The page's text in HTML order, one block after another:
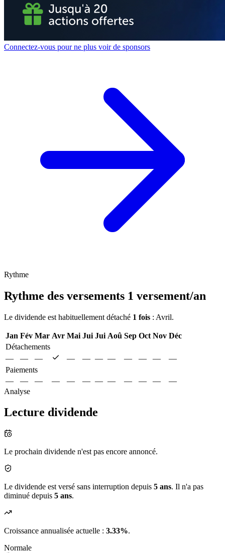
Connectez-vous pour ne plus voir de sponsors
Rythme
Rythme des versements 1 versement/an
Le dividende est habituellement détaché 1 fois : Avril.
Jan Fév Mar Avr Mai Jui Jui Aoû Sep Oct Nov Déc
Détachements
—
— — — — — — — — —
—
Paiements
—
— — — — — — — — — —
—
Analyse
Lecture dividende
Le prochain dividende n'est pas encore annoncé.
Le dividende est versé sans interruption depuis 5 ans. Il n'a pas
diminué depuis 5 ans.
Croissance annualisée actuelle : 3.33%.
Normale